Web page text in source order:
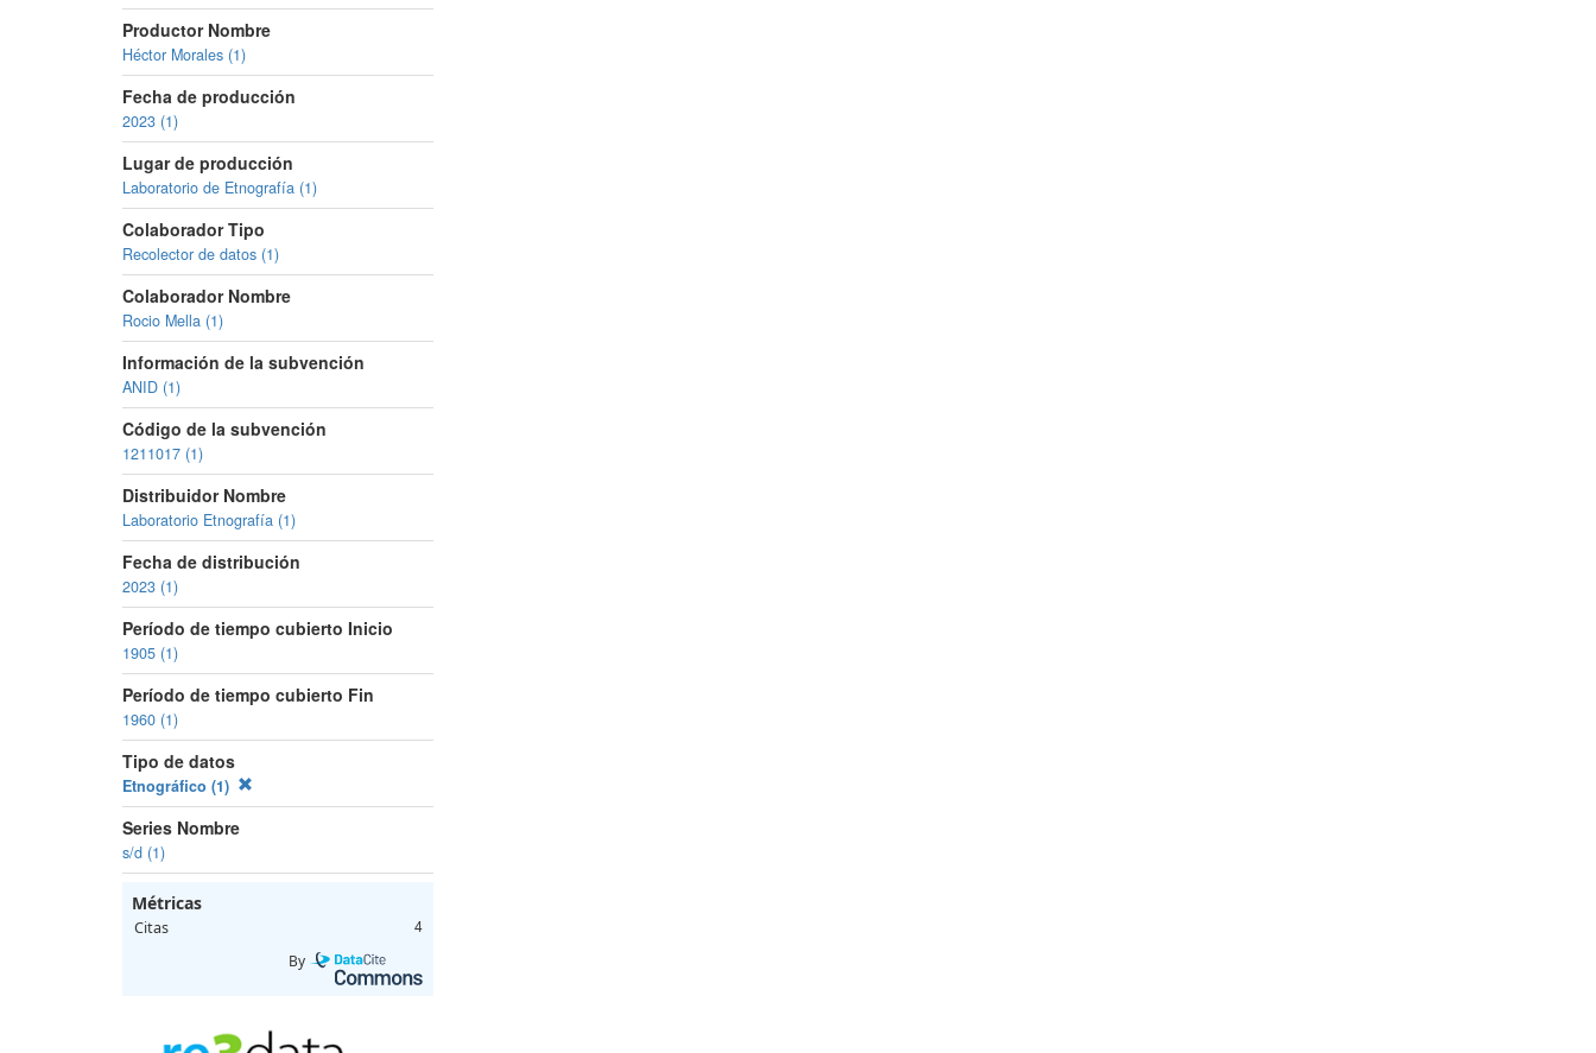
Productor Nombre
Héctor Morales (1)
Fecha de producción
2023 (1)
Lugar de producción
Laboratorio de Etnografía (1)
Colaborador Tipo
Recolector de datos (1)
Colaborador Nombre
Rocio Mella (1)
Información de la subvención
ANID (1)
Código de la subvención
1211017 (1)
Distribuidor Nombre
Laboratorio Etnografía (1)
Fecha de distribución
2023 (1)
Período de tiempo cubierto Inicio
1905 (1)
Período de tiempo cubierto Fin
1960 (1)
Tipo de datos
Etnográfico (1)
Series Nombre
s/d (1)
Métricas
Citas 4
By